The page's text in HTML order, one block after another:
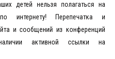
детей нельзя полагаться на
интернету! Перепечатка и
и сообщений из конференций
активной ссылки на